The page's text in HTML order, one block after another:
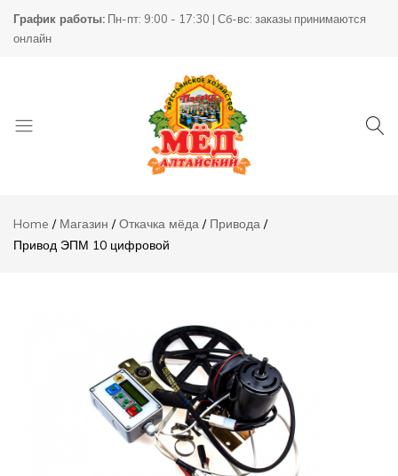
График работы: Пн-пт: 9:00 - 17:30 | Сб-вс: заказы принимаются
онлайн
пчеловодства
Home
Магазин Откачка мёда
Привода
Привод ЭПМ 10 цифровой
Привод
ЭПМ 10